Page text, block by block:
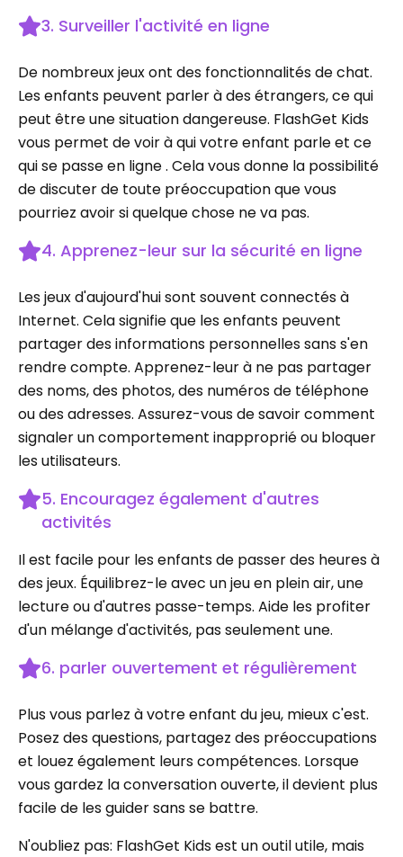
3. Surveiller l'activité en ligne
De nombreux jeux ont des fonctionnalités de chat.
Les enfants peuvent parler à des étrangers, ce qui
peut être une situation dangereuse. FlashGet Kids
vous permet de voir à qui votre enfant parle et ce
qui se passe en ligne . Cela vous donne la possibilité
de discuter de toute préoccupation que vous
pourriez avoir si quelque chose ne va pas.
4. Apprenez-leur sur la sécurité en ligne
Les jeux d'aujourd'hui sont souvent connectés à
Internet. Cela signifie que les enfants peuvent
partager des informations personnelles sans s'en
rendre compte. Apprenez-leur à ne pas partager
des noms, des photos, des numéros de téléphone
ou des adresses. Assurez-vous de savoir comment
signaler un comportement inapproprié ou bloquer
les utilisateurs.
5. Encouragez également d'autres
activités
Il est facile pour les enfants de passer des heures à
des jeux. Équilibrez-le avec un jeu en plein air, une
lecture ou d'autres passe-temps. Aide les profiter
d'un mélange d'activités, pas seulement une.
6. parler ouvertement et régulièrement
Plus vous parlez à votre enfant du jeu, mieux c'est.
Posez des questions, partagez des préoccupations
et louez également leurs compétences. Lorsque
vous gardez la conversation ouverte, il devient plus
facile de les guider sans se battre.
N'oubliez pas: FlashGet Kids est un outil utile, mais